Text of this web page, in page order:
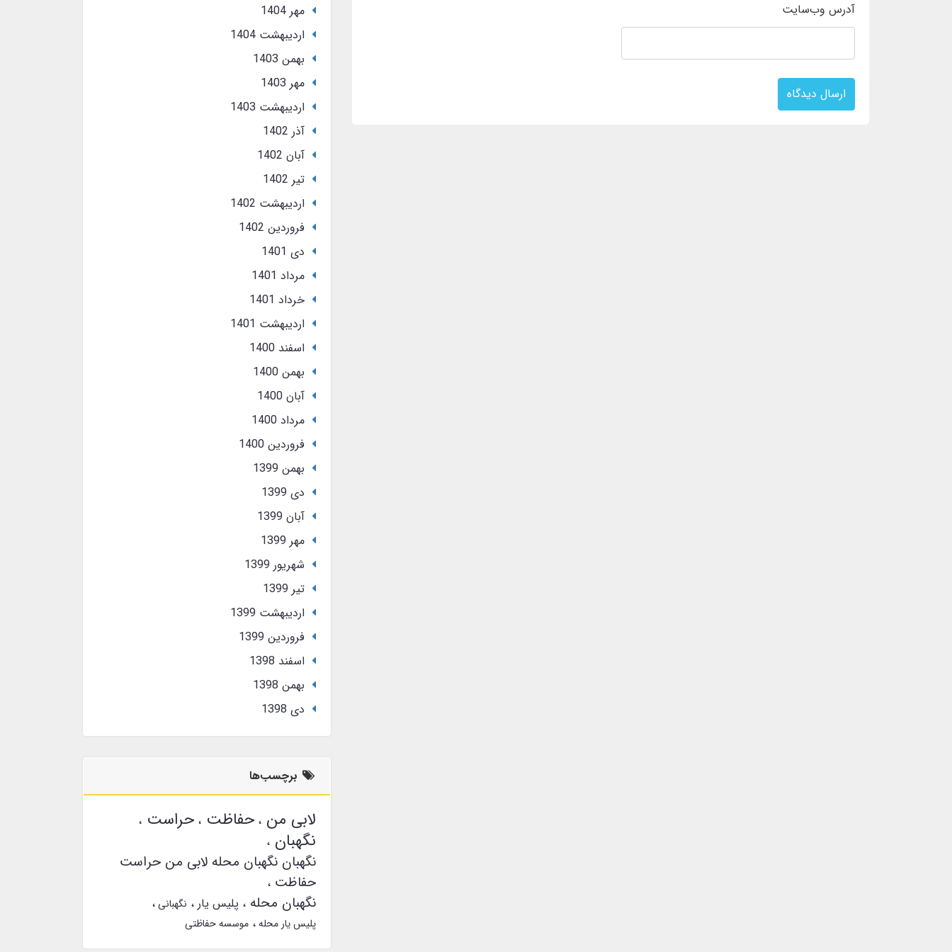
آدرس وب‌سایت
ارسال دیدگاه
مهر 1404
ارديبهشت 1404
بهمن 1403
مهر 1403
ارديبهشت 1403
آذر 1402
آبان 1402
تير 1402
ارديبهشت 1402
فروردین 1402
دی 1401
مرداد 1401
خرداد 1401
ارديبهشت 1401
اسفند 1400
بهمن 1400
آبان 1400
مرداد 1400
فروردین 1400
بهمن 1399
دی 1399
آبان 1399
مهر 1399
شهریور 1399
تير 1399
ارديبهشت 1399
فروردین 1399
اسفند 1398
بهمن 1398
دی 1398
برچسب‌ها
لابی من حفاظت حراست
نگهبان
نگهبان نگهبان محله لابی من حراست
حفاظت
نگهبان محله
پلیس یار
نگهبانی
پلیس یار محله
موسسه حفاظتی